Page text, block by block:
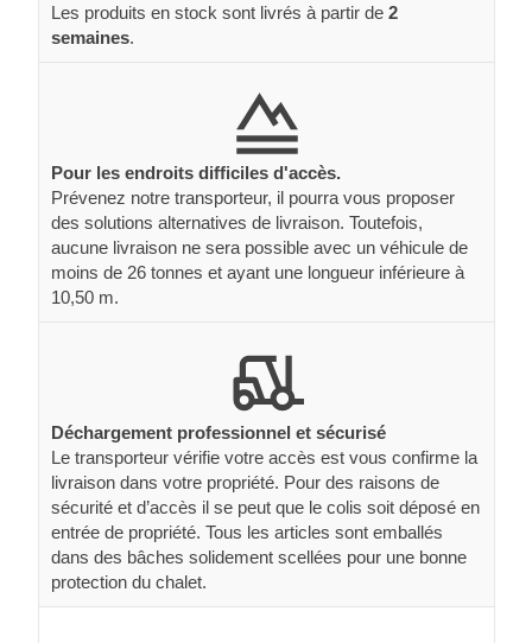
Les produits en stock sont livrés à partir de 2
semaines.
Pour les endroits difficiles d'accès.
Prévenez notre transporteur, il pourra vous proposer
des solutions alternatives de livraison. Toutefois,
aucune livraison ne sera possible avec un véhicule de
moins de 26 tonnes et ayant une longueur inférieure à
10,50 m.
Déchargement professionnel et sécurisé
Le transporteur vérifie votre accès est vous confirme la
livraison dans votre propriété. Pour des raisons de
sécurité et d’accès il se peut que le colis soit déposé en
entrée de propriété. Tous les articles sont emballés
dans des bâches solidement scellées pour une bonne
protection du chalet.